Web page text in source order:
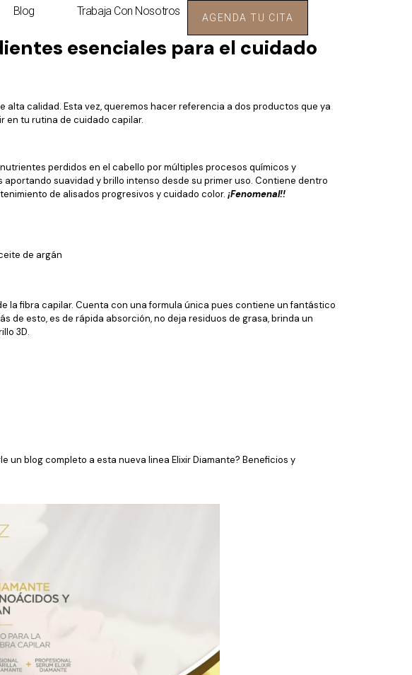
Blog Trabaja Con Nosotros AGENDA TU CITA
esenciales para el cuidado
alta calidad. Esta vez, queremos hacer referencia a dos productos que ya
en tu rutina de cuidado capilar.
perdidos en el cabello por múltiples procesos químicos y
suavidad y brillo intenso desde su primer uso. Contiene dentro
de alisados progresivos y cuidado color. ¡Fenomenal!!
de argán
fibra capilar. Cuenta con una formula única pues contiene un fantástico
de esto, es de rápida absorción, no deja residuos de grasa, brinda un
3D.
blog completo a esta nueva linea Elixir Diamante? Beneficios y